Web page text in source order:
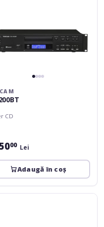
CD
00 Lei
Adaugă în coș